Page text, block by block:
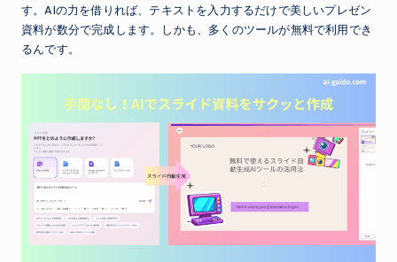
す。AIの力を借りれば、テキストを入力するだけで美しいプレゼン
資料が数分で完成します。しかも、多くのツールが無料で利用でき
るんです。